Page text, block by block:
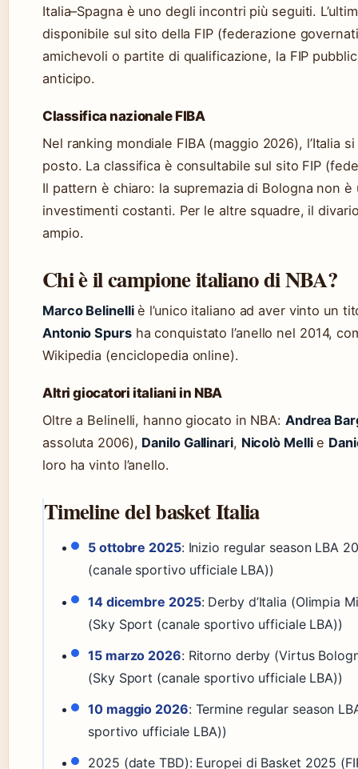
Italia–Spagna è uno degli incontri più seguiti.
disponibile sul sito della FIP (federazione
amichevoli o partite di qualificazione, la FIP
anticipo.
Classifica nazionale FIBA
Nel ranking mondiale FIBA (maggio 2026), l’Italia
posto. La classifica è consultabile sul sito FIP
Il pattern è chiaro: la supremazia di Bologna non
investimenti costanti. Per le altre squadre, il
ampio.
Chi è il campione italiano di NBA?
Marco Belinelliè l’unico italiano ad aver vinto un
Antonio Spursha conquistato l’anello nel 2014,
Wikipedia (enciclopedia online).
Altri giocatori italiani in NBA
Oltre a Belinelli, hanno giocato in NBA: Andrea
assoluta 2006), Danilo Gallinari, Nicolò Mellie
loro ha vinto l’anello.
Timeline del basket Italia
5 ottobre 2025: Inizio regular season LBA
(canale sportivo ufficiale LBA))
14 dicembre 2025: Derby d’Italia (Olimpia
(Sky Sport (canale sportivo ufficiale LBA))
15 marzo 2026: Ritorno derby (Virtus
(Sky Sport (canale sportivo ufficiale LBA))
10 maggio 2026: Termine regular season
sportivo ufficiale LBA))
2025 (date TBD): Europei di Basket 2025